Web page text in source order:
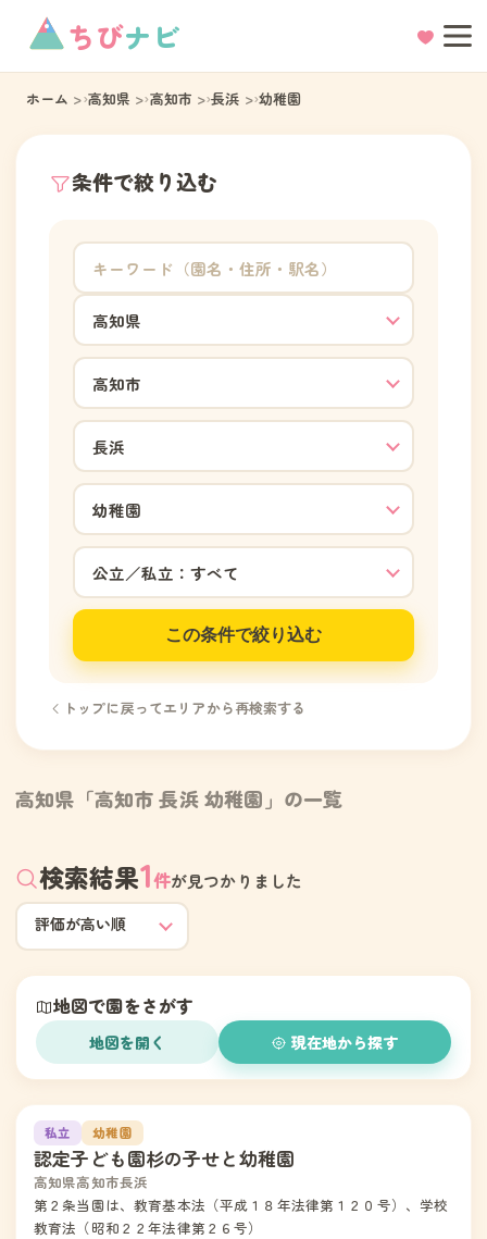
ちびナビ
ホーム 高知県 高知市 長浜 幼稚園
条件で絞り込む
この条件で絞り込む
トップに戻ってエリアから再検索する
高知県「高知市 長浜 幼稚園」の一覧
検索結果1件が見つかりました
地図で園をさがす
地図を開く 現在地から探す
1私立 幼稚園
認定子ども園杉の子せと幼稚園
高知県高知市長浜
第２条当園は、教育基本法（平成１８年法律第１２０号）、学校
教育法（昭和２２年法律第２６号）